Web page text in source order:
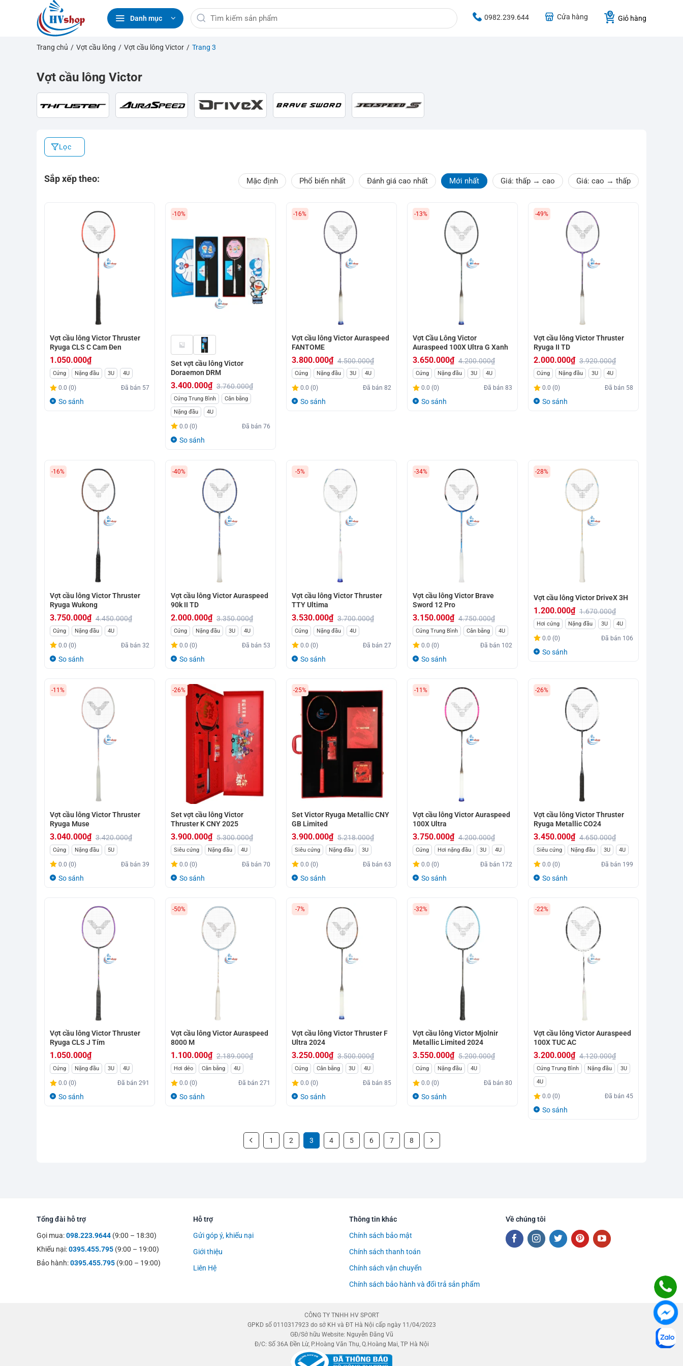
Danh mục
Tìm
kiếm:
0982.239.644 Cửa hàng Giỏ hàng
Trang chủ / Vợt cầu lông / Vợt cầu lông Victor / Trang 3
Vợt cầu lông Victor
Lọc
Sắp xếp theo: Mặc định Phổ biến nhất Đánh giá cao nhất Mới nhất Giá: thấp → cao Giá: cao → thấp
Vợt cầu lông Victor Thruster
Ryuga CLS C Cam Đen
1.050.000₫
Cứng Nặng đầu 3U 4U
0.0 (0) Đã bán 57
So sánh
-10%
Set vợt cầu lông Victor
Doraemon DRM
3.760.000₫
Giá
gốc
là:
3.760.000₫.
3.400.000₫
Giá
hiện
tại
là:
Cứng Trung Bình
Cân bằng
Nặng đầu
4U
0.0 (0) Đã bán76
So sánh
-16%
Vợt cầu lông Victor Auraspeed
FANTOME
4.500.000₫
Giá
gốc
là:
3.800.000₫
Giá
hiện
tại
Cứng Nặng đầu 3U 4U
0.0 (0) Đã bán82
So sánh
-13%
Vợt Cầu Lông Victor
Auraspeed 100X Ultra G Xanh
4.200.000₫
Giá
gốc
là:
3.650.000₫
Giá
hiện
tại
Cứng Nặng đầu 3U 4U
0.0 (0) Đã bán83
So sánh
-49%
Vợt cầu lông Victor Thruster
Ryuga II TD
3.920.000₫
Giá
gốc
là:
2.000.000₫
Giá
hiện
tại
Cứng Nặng đầu 3U 4U
0.0 (0) Đã bán 58
So sánh
-16%
Vợt cầu lông Victor Thruster
Ryuga Wukong
4.450.000₫
Giá
gốc
là:
3.750.000₫
Giá
hiện
tại
Cứng Nặng đầu 4U
0.0 (0) Đã bán32
So sánh
-40%
Vợt cầu lông Victor Auraspeed
90k II TD
3.350.000₫
Giá
gốc
là:
2.000.000₫
Giá
hiện
tại
Cứng Nặng đầu 3U 4U
0.0 (0) Đã bán 53
So sánh
-5%
Vợt cầu lông Victor Thruster
TTY Ultima
3.700.000₫
Giá
gốc
là:
3.530.000₫
Giá
hiện
tại
Cứng Nặng đầu 4U
0.0 (0) Đã bán27
So sánh
-34%
Vợt cầu lông Victor Brave
Sword 12 Pro
4.750.000₫
Giá
gốc
là:
3.150.000₫
Giá
hiện
tại
Cứng Trung Bình Cân bằng 4U
0.0 (0) Đã bán 102
So sánh
-28%
Vợt cầu lông Victor DriveX 3H
1.670.000₫
Giá
gốc
là:
1.200.000₫
Giá
hiện
tại
Hơi cứng Nặng đầu 3U 4U
0.0 (0) Đã bán 106
So sánh
-11%
Vợt cầu lông Victor Thruster
Ryuga Muse
3.420.000₫
Giá
gốc
là:
3.040.000₫
Giá
hiện
tại
Cứng Nặng đầu 5U
0.0 (0) Đã bán39
So sánh
-26%
Set vợt cầu lông Victor
Thruster K CNY 2025
5.300.000₫
Giá
gốc
là:
3.900.000₫
Giá
hiện
tại
Siêu cứng Nặng đầu 4U
0.0 (0) Đã bán70
So sánh
-25%
Set Victor Ryuga Metallic CNY
GB Limited
5.218.000₫
Giá
gốc
là:
3.900.000₫
Giá
hiện
tại
Siêu cứng Nặng đầu 3U
0.0 (0) Đã bán63
So sánh
-11%
Vợt cầu lông Victor Auraspeed
100X Ultra
4.200.000₫
Giá
gốc
là:
3.750.000₫
Giá
hiện
tại
Cứng Hơi nặng đầu 3U 4U
0.0 (0) Đã bán 172
So sánh
-26%
Vợt cầu lông Victor Thruster
Ryuga Metallic CO24
4.650.000₫
Giá
gốc
là:
3.450.000₫
Giá
hiện
tại
Siêu cứng Nặng đầu 3U 4U
0.0 (0) Đã bán 199
So sánh
Vợt cầu lông Victor Thruster
Ryuga CLS J Tím
1.050.000₫
Cứng Nặng đầu 3U 4U
0.0 (0) Đã bán291
So sánh
-50%
Vợt cầu lông Victor Auraspeed
8000 M
2.189.000₫
Giá
gốc
là:
1.100.000₫
Giá
hiện
tại
Hơi dẻo Cân bằng 4U
0.0 (0) Đã bán271
So sánh
-7%
Vợt cầu lông Victor Thruster F
Ultra 2024
3.500.000₫
Giá
gốc
là:
3.250.000₫
Giá
hiện
tại
Cứng Cân bằng 3U 4U
0.0 (0) Đã bán85
So sánh
-32%
Vợt cầu lông Victor Mjolnir
Metallic Limited 2024
5.200.000₫
Giá
gốc
là:
3.550.000₫
Giá
hiện
tại
Cứng Nặng đầu 4U
0.0 (0) Đã bán80
So sánh
-22%
Vợt cầu lông Victor Auraspeed
100X TUC AC
4.120.000₫
Giá
gốc
là:
4.120.000₫.
3.200.000₫
Giá
hiện
tại
là:
Cứng Trung Bình Nặng đầu
3U
4U
0.0 (0) Đã bán45
So sánh
1 2 3 4 5 6 7 8
Tổng đài hỗ trợ
Gọi mua:098.223.9644 (9:00 – 18:30)
Khiếu nại:0395.455.795 (9:00 – 19:00)
Bảo hành:0395.455.795 (9:00 – 19:00)
Hỗ trợ
Gửi góp ý, khiếu nại
Giới thiệu
Liên Hệ
Thông tin khác
Chính sách bảo mật
Chính sách thanh toán
Chính sách vận chuyển
Chính sách bảo hành và đổi trả sản phẩm
Về chúng tôi
CÔNG TY TNHH HV SPORT
GPKD số 0110317923 do sở KH và ĐT Hà Nội cấp ngày 11/04/2023
GĐ/Sở hữu Website: Nguyễn Đăng Vũ
Đ/C: Số 36A Đền Lừ, P.Hoàng Văn Thụ, Q.Hoàng Mai, TP Hà Nội